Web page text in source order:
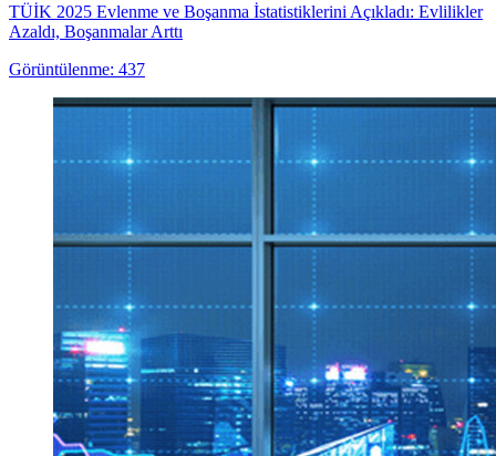
TÜİK 2025 Evlenme ve Boşanma İstatistiklerini Açıkladı: Evlilikler
Azaldı, Boşanmalar Arttı
Görüntülenme: 437